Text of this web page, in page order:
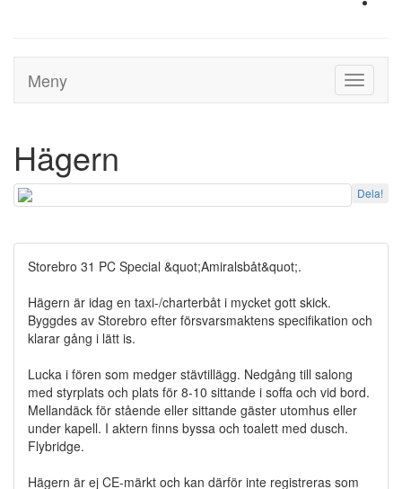
Toggle
Meny
Hägern
Dela!
Storebro 31 PC Special &quot;Amiralsbåt&quot;.
Hägern är idag en taxi-/charterbåt i mycket gott skick.
Byggdes av Storebro efter försvarsmaktens specifikation och
klarar gång i lätt is.
Lucka i fören som medger stävtillägg. Nedgång till salong
med styrplats och plats för 8-10 sittande i soffa och vid bord.
Mellandäck för stående eller sittande gäster utomhus eller
under kapell. I aktern finns byssa och toalett med dusch.
Flybridge.
Hägern är ej CE-märkt och kan därför inte registreras som